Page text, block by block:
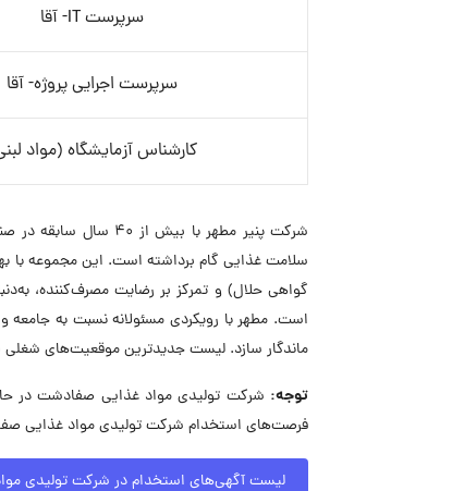
سرپرست IT- آقا
سرپرست اجرایی پروژه- آقا
کارشناس آزمایشگاه (مواد
شرکت پنیر مطهر با
گواهی حلال) و تمرکز بر رضایت مصرف‌کننده،
است. مطهر با رویکردی مسئولانه نسبت به جامعه
ماندگار سازد. لیست جدیدترین موقعیت‌های
توجه:
فرصت‌های استخدام شرکت تولیدی مواد غذایی
لیست آگهی‌های استخدام در شرکت تولیدی